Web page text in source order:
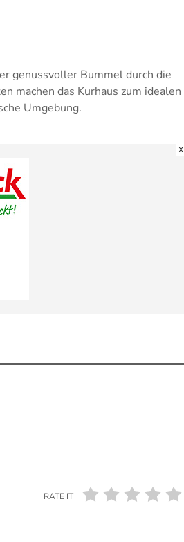
genussvoller Bummel durch die
machen das Kurhaus zum idealen
Umgebung.
X
RATE IT